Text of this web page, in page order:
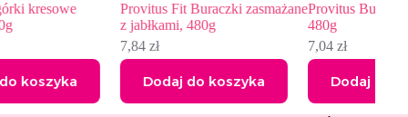
Provitus Fit Buraczki zasmażane
z jabłkami, 480g
Dodaj do koszyka
Provitus Buraczki zasmażane,
480g
Dodaj do koszyka